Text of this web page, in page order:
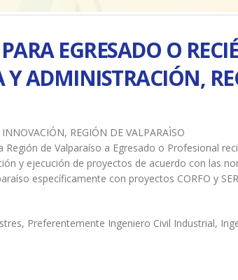
EGRESADO O
ADMINISTRACIÓN,
REGIÓN DE VALPARAÌSO
de Valparaíso a Egresado o Profesional
y ejecución de proyectos de acuerdo con las
específicamente con proyectos CORFO y
Preferentemente Ingeniero Civil Industrial,